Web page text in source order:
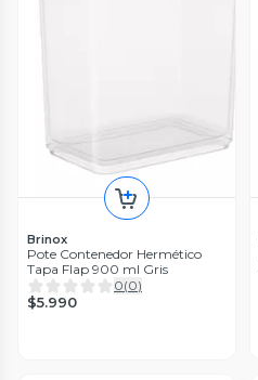
Brinox
Pote Contenedor Hermético
Tapa Flap 900 ml Gris
0(0)
$5.990